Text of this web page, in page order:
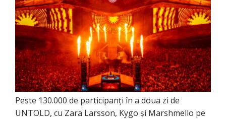
Peste 130.000 de participanți în a doua zi de
UNTOLD, cu Zara Larsson, Kygo și Marshmello pe